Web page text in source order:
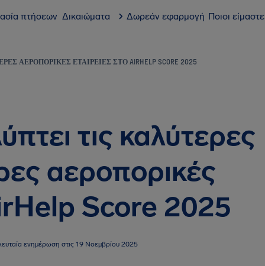
πτήσεων Δικαιώματα Δωρεάν εφαρμογή Ποιοι είμαστε
ΑΕΡΟΠΟΡΙΚΈΣ ΕΤΑΙΡΕΊΕΣ ΣΤΟ AIRHELP SCORE 2025
τις καλύτερες
αεροπορικές
Score 2025
ενημέρωση στις 19 Νοεμβρίου 2025